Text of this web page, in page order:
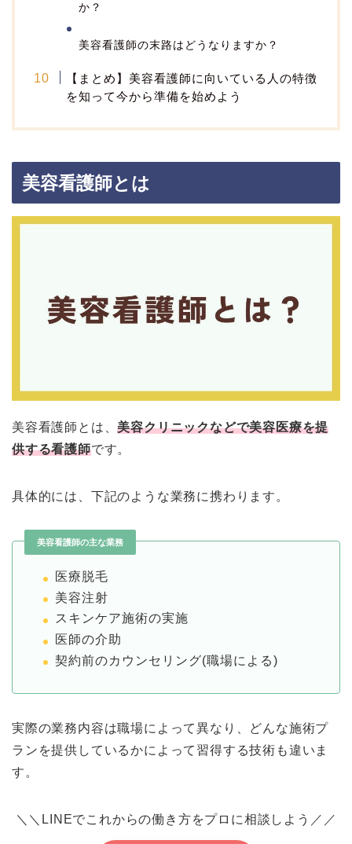
か？
美容看護師の末路はどうなりますか？
【まとめ】美容看護師に向いている人の特徴
を知って今から準備を始めよう
美容看護師とは
美容看護師とは、美容クリニックなどで美容医療を提
供する看護師です。
具体的には、下記のような業務に携わります。
美容看護師の主な業務
医療脱毛
美容注射
スキンケア施術の実施
医師の介助
契約前のカウンセリング(職場による)
実際の業務内容は職場によって異なり、どんな施術プ
ランを提供しているかによって習得する技術も違いま
す。
＼＼LINEでこれからの働き方をプロに相談しよう／／